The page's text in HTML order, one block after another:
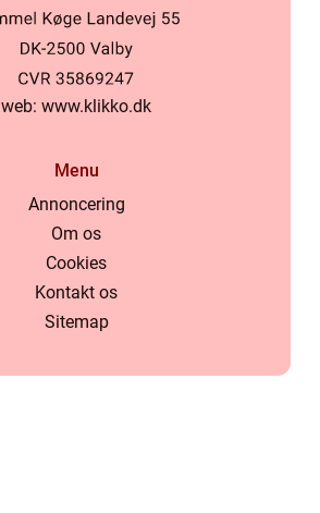
web: www.klikko.dk
Menu
Annoncering
Om os
Cookies
Kontakt os
Sitemap